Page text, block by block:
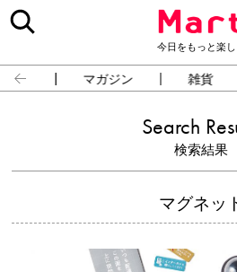
今日をもっと楽し
占い マガジン 雑貨
Search
検索結果
マグネッ